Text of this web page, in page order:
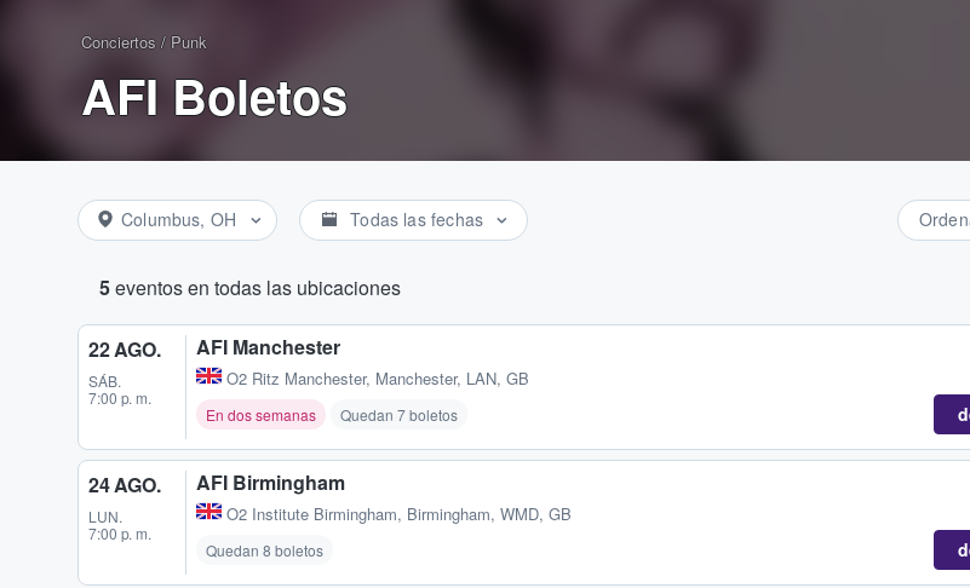
Conciertos / Punk
AFI Boletos
Columbus, OH Todas las fechas
5eventos en todas las ubicaciones
22 AGO.
SÁB.
7:00 p. m.
AFI Manchester
O2 Ritz Manchester, Manchester, LAN, GB
En dos semanas Quedan 7 boletos
24 AGO.
LUN.
7:00 p. m.
AFI Birmingham
O2 Institute Birmingham, Birmingham, WMD, GB
Quedan 8 boletos